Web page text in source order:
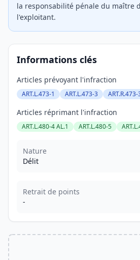
la responsabilité pénale du maître
l'exploitant.
Informations clés
Articles prévoyant l'infraction
ART.L.473-1 ART.L.473-3
Articles réprimant l'infraction
ART.L.480-4 AL.1 ART.L.480-5
Nature
Délit
Retrait de points
-